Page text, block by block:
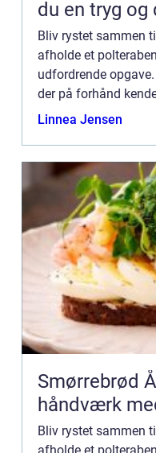
du en tryg
Bliv rystet sammen
afholde et
udfordrende
der på forhånd
sikkert forskellige
Linnea Jensen
Smørrebrød Ålborg
håndværk
Bliv rystet sammen